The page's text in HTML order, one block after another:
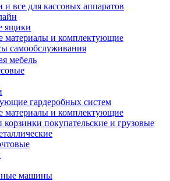
все для кассовых аппаратов
ящики
материалы и комплектующие
самообслуживания
мебель
гардеробных систем
материалы и комплектующие
корзинки покупательские и грузовые
машины